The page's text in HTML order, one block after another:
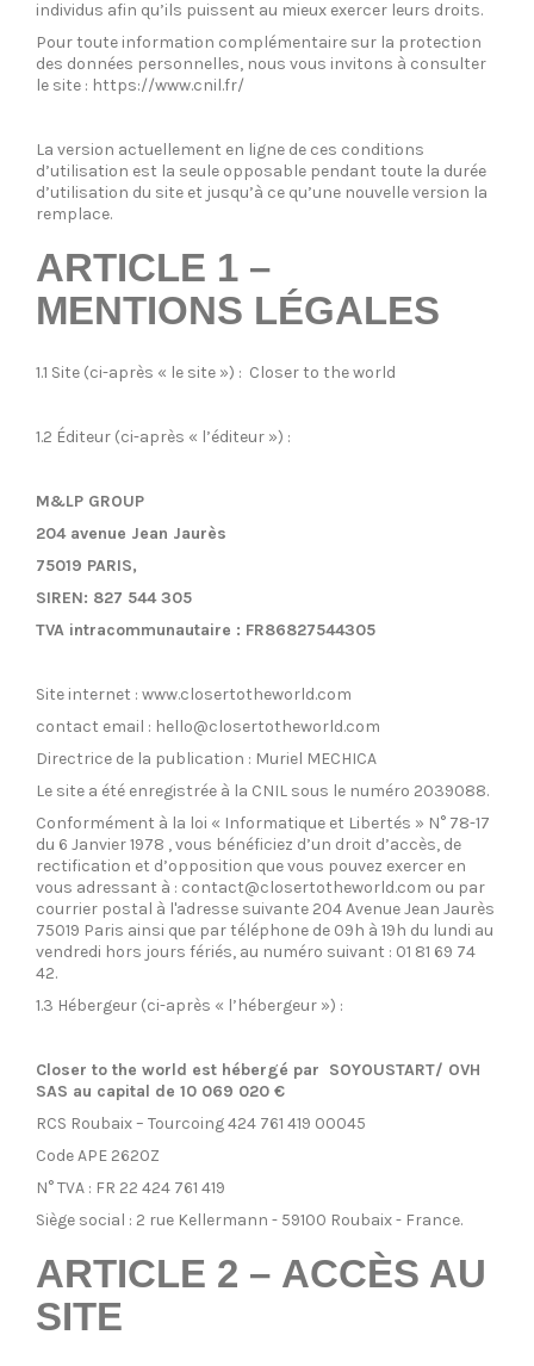
individus afin qu’ils puissent au mieux exercer leurs droits.
Pour toute information complémentaire sur la protection
des données personnelles, nous vous invitons à consulter
le site : https://www.cnil.fr/
La version actuellement en ligne de ces conditions
d’utilisation est la seule opposable pendant toute la durée
d’utilisation du site et jusqu’à ce qu’une nouvelle version la
remplace.
ARTICLE 1 –
MENTIONS LÉGALES
1.1 Site (ci-après « le site ») : Closer to the world
1.2 Éditeur (ci-après « l’éditeur ») :
M&LP GROUP
204 avenue Jean Jaurès
75019 PARIS,
SIREN: 827 544 305
TVA intracommunautaire : FR86827544305
Site internet : www.closertotheworld.com
contact email : hello@closertotheworld.com
Directrice de la publication : Muriel MECHICA
Le site a été enregistrée à la CNIL sous le numéro 2039088.
Conformément à la loi « Informatique et Libertés » N° 78-17
du 6 Janvier 1978 , vous bénéficiez d’un droit d’accès, de
rectification et d’opposition que vous pouvez exercer en
vous adressant à : contact@closertotheworld.com ou par
courrier postal à l'adresse suivante 204 Avenue Jean Jaurès
75019 Paris ainsi que par téléphone de 09h à 19h du lundi au
vendredi hors jours fériés, au numéro suivant : 01 81 69 74
42.
1.3 Hébergeur (ci-après « l’hébergeur ») :
Closer to the world est hébergé par SOYOUSTART/ OVH
SAS au capital de 10 069 020 €
RCS Roubaix – Tourcoing 424 761 419 00045
Code APE 2620Z
N° TVA : FR 22 424 761 419
Siège social : 2 rue Kellermann - 59100 Roubaix - France.
ARTICLE 2 – ACCÈS AU
SITE